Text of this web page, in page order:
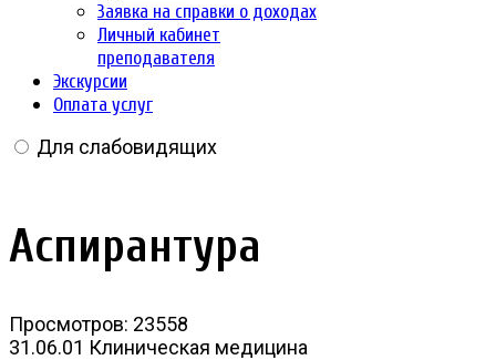
Заявка на справки о доходах
Личный кабинет
преподавателя
Экскурсии
Оплата услуг
Для слабовидящих
Аспирантура
Просмотров: 23558
31.06.01 Клиническая медицина